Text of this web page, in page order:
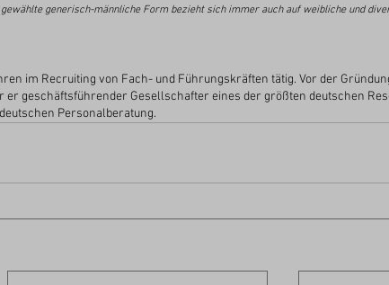
generisch-männliche Form bezieht sich immer auch auf weibliche und
im Recruiting von Fach- und Führungskräften tätig. Vor der
er geschäftsführender Gesellschafter eines der größten deutschen
Personalberatung.